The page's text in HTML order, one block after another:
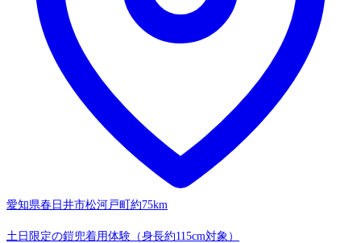
愛知県春日井市松河戸町約75km
土日限定の鎧兜着用体験（身長約115cm対象）